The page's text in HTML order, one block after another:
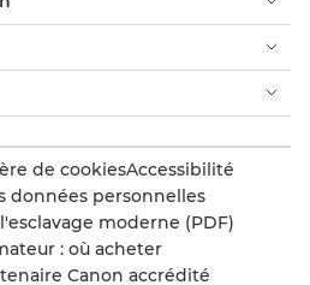
de cookiesAccessibilité
données personnelles
moderne (PDF)
: où acheter
Canon accrédité